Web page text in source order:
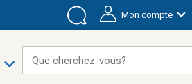
Mon compte
Que cherchez-vous?